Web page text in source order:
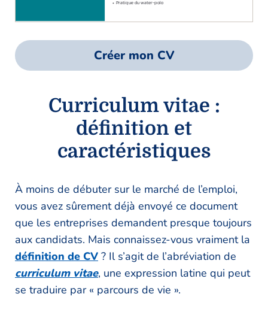
Créer mon CV
Curriculum vitae :
définition et
caractéristiques
À moins de débuter sur le marché de l’emploi,
vous avez sûrement déjà envoyé ce document
que les entreprises demandent presque toujours
aux candidats. Mais connaissez-vous vraiment la
définition de CV ? Il s’agit de l’abréviation de
curriculum vitae, une expression latine qui peut
se traduire par « parcours de vie ».